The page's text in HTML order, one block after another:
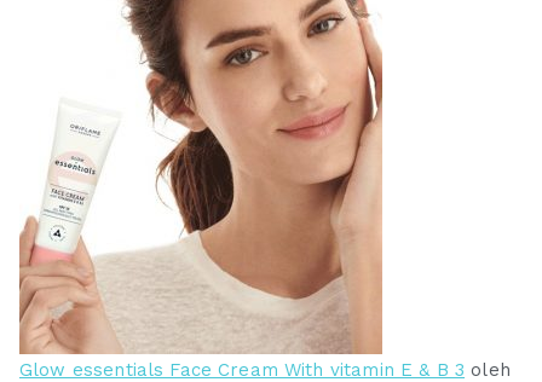
Glow essentials Face Cream With vitamin E & B 3 oleh